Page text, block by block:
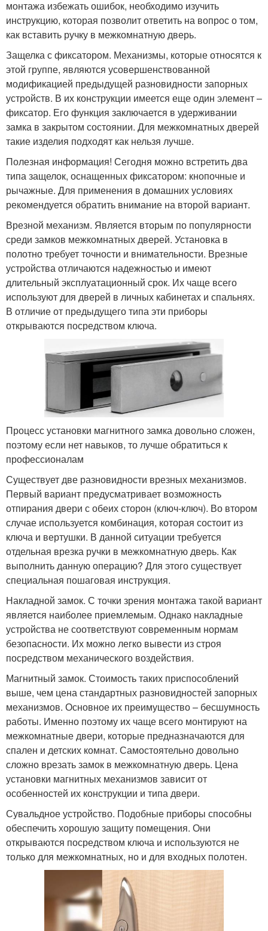
монтажа избежать ошибок, необходимо изучить
инструкцию, которая позволит ответить на вопрос о том,
как вставить ручку в межкомнатную дверь.
Защелка с фиксатором. Механизмы, которые относятся к
этой группе, являются усовершенствованной
модификацией предыдущей разновидности запорных
устройств. В их конструкции имеется еще один элемент –
фиксатор. Его функция заключается в удерживании
замка в закрытом состоянии. Для межкомнатных дверей
такие изделия подходят как нельзя лучше.
Полезная информация! Сегодня можно встретить два
типа защелок, оснащенных фиксатором: кнопочные и
рычажные. Для применения в домашних условиях
рекомендуется обратить внимание на второй вариант.
Врезной механизм. Является вторым по популярности
среди замков межкомнатных дверей. Установка в
полотно требует точности и внимательности. Врезные
устройства отличаются надежностью и имеют
длительный эксплуатационный срок. Их чаще всего
используют для дверей в личных кабинетах и спальнях.
В отличие от предыдущего типа эти приборы
открываются посредством ключа.
Процесс установки магнитного замка довольно сложен,
поэтому если нет навыков, то лучше обратиться к
профессионалам
Существует две разновидности врезных механизмов.
Первый вариант предусматривает возможность
отпирания двери с обеих сторон (ключ-ключ). Во втором
случае используется комбинация, которая состоит из
ключа и вертушки. В данной ситуации требуется
отдельная врезка ручки в межкомнатную дверь. Как
выполнить данную операцию? Для этого существует
специальная пошаговая инструкция.
Накладной замок. С точки зрения монтажа такой вариант
является наиболее приемлемым. Однако накладные
устройства не соответствуют современным нормам
безопасности. Их можно легко вывести из строя
посредством механического воздействия.
Магнитный замок. Стоимость таких приспособлений
выше, чем цена стандартных разновидностей запорных
механизмов. Основное их преимущество – бесшумность
работы. Именно поэтому их чаще всего монтируют на
межкомнатные двери, которые предназначаются для
спален и детских комнат. Самостоятельно довольно
сложно врезать замок в межкомнатную дверь. Цена
установки магнитных механизмов зависит от
особенностей их конструкции и типа двери.
Сувальдное устройство. Подобные приборы способны
обеспечить хорошую защиту помещения. Они
открываются посредством ключа и используются не
только для межкомнатных, но и для входных полотен.